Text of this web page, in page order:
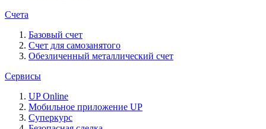
Счета
Базовый счет
Счет для самозанятого
Обезличенный металлический счет
Сервисы
UP Online
Мобильное приложение UP
Суперкурс